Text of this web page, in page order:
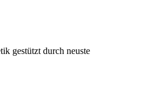
gestützt durch neuste